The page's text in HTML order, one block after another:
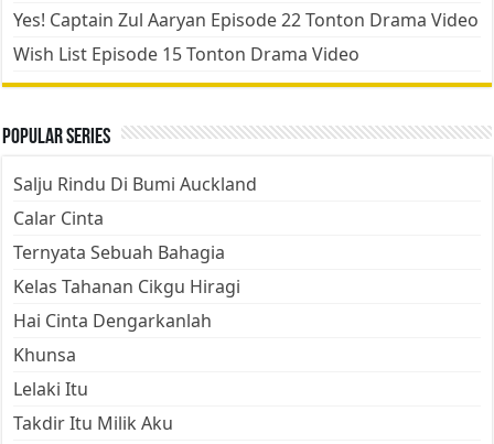
Yes! Captain Zul Aaryan Episode 22 Tonton Drama Video
Wish List Episode 15 Tonton Drama Video
Popular Series
Salju Rindu Di Bumi Auckland
Calar Cinta
Ternyata Sebuah Bahagia
Kelas Tahanan Cikgu Hiragi
Hai Cinta Dengarkanlah
Khunsa
Lelaki Itu
Takdir Itu Milik Aku